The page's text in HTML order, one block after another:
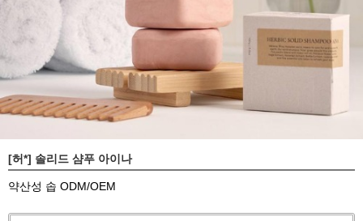
[허*] 솔리드 샴푸 아이나
약산성 솝 ODM/OEM